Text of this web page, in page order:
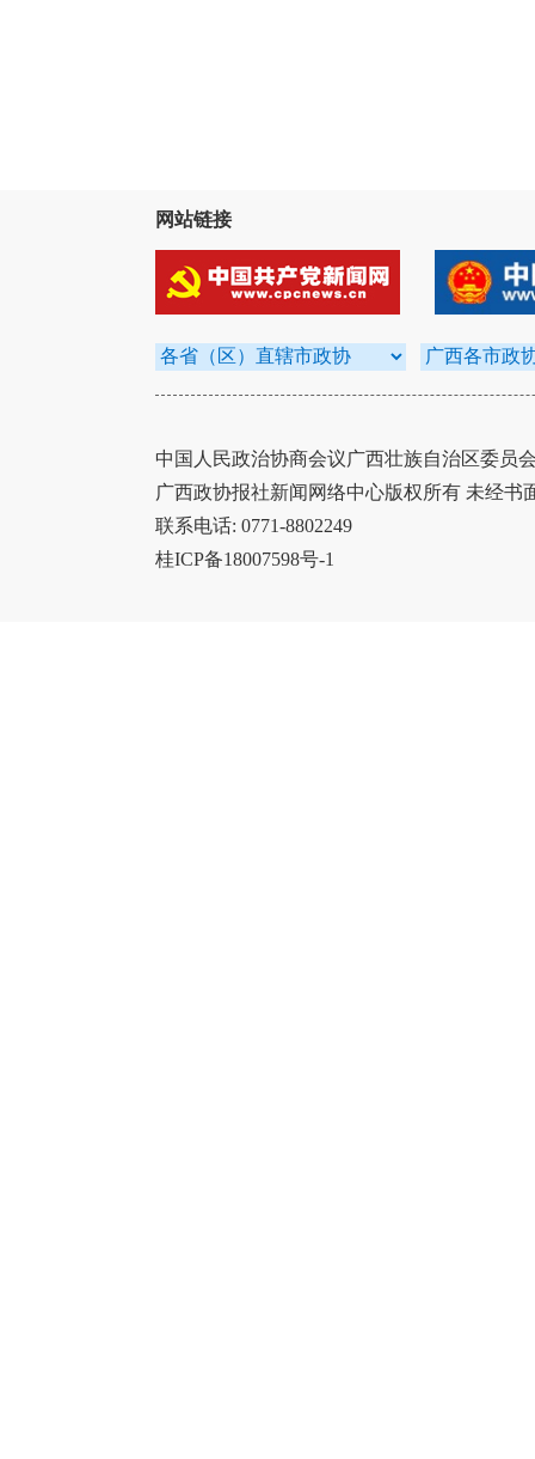
网站链接
中国人民政治协商会议广西壮族自治区委员
广西政协报社新闻网络中心版权所有 未经书
联系电话: 0771-8802249
桂ICP备18007598号-1